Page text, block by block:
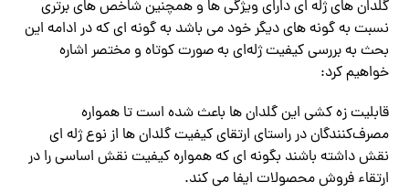
گلدان های ژله ای دارای ویژگی ها و همچنین شاخص های برتری
نسبت به گونه های دیگر خود می باشد به گونه ای که در ادامه این
بحث به بررسی کیفیت ژله‌ای به صورت کوتاه و مختصر اشاره
خواهیم کرد:
قابلیت زه کشی این گلدان ها باعث شده است تا همواره
مصرف‌کنندگان در راستای ارتقای کیفیت گلدان ها از نوع ژله ای
نقش داشته باشند بگونه ای که همواره کیفیت نقش اساسی را در
ارتقاء فروش محصولات ایفا می کند.